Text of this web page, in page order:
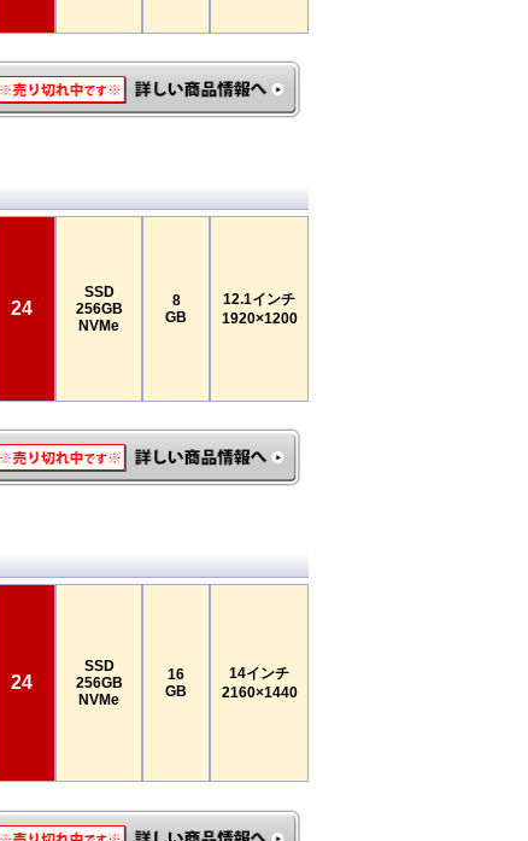
24
SSD
256GB
NVMe
8
GB
12.1インチ
1920×1200
24
SSD
256GB
NVMe
16
GB
14インチ
2160×1440